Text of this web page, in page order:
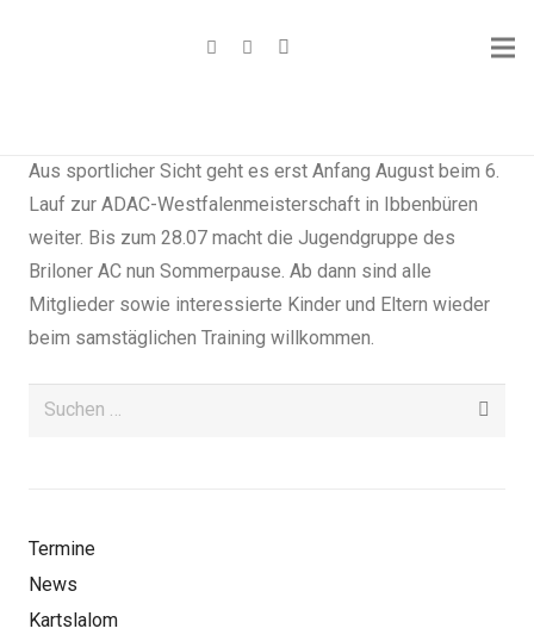
Aus sportlicher Sicht geht es erst Anfang August beim 6.
Lauf zur ADAC-Westfalenmeisterschaft in Ibbenbüren
weiter. Bis zum 28.07 macht die Jugendgruppe des
Briloner AC nun Sommerpause. Ab dann sind alle
Mitglieder sowie interessierte Kinder und Eltern wieder
beim samstäglichen Training willkommen.
Suchen
Termine
News
Kartslalom